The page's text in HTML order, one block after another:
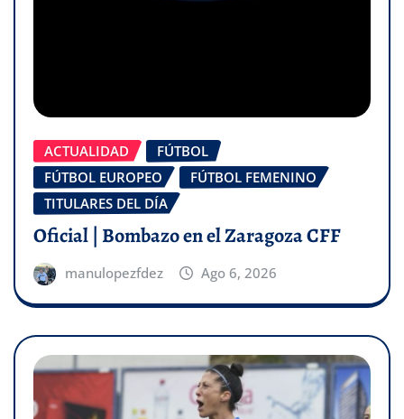
ACTUALIDAD
FÚTBOL
FÚTBOL EUROPEO
FÚTBOL FEMENINO
TITULARES DEL DÍA
Oficial | Bombazo en el Zaragoza CFF
manulopezfdez Ago 6, 2026